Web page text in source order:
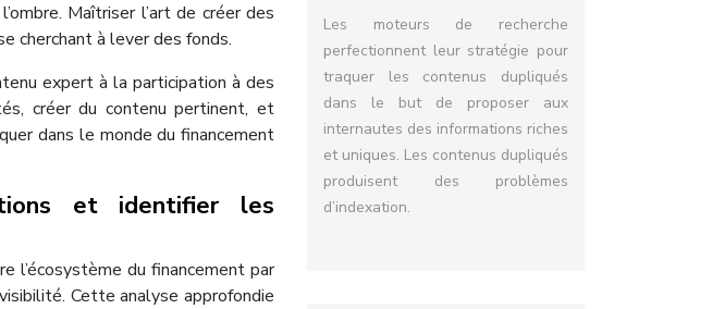
Maîtriser l’art de créer des
cherchant à lever des fonds.
expert à la participation à des
créer du contenu pertinent, et
dans le monde du financement
et identifier les
l’écosystème du financement par
Cette analyse approfondie
Les moteurs de recherche
perfectionnent leur stratégie pour
traquer les contenus dupliqués
dans le but de proposer aux
internautes des informations riches
et uniques. Les contenus dupliqués
produisent des problèmes
d’indexation.